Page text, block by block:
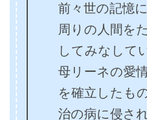
前々世の記憶
周りの人間を
してみなして
母リーネの愛
を確立したも
治の病に侵さ